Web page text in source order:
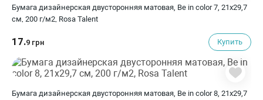
Бумага дизайнерская двусторонняя матовая, Be in color 7, 21х29,7
см, 200 г/м2, Rosa Talent
17.9 грн Купить
Бумага дизайнерская двусторонняя матовая, Be in color 8, 21х29,7